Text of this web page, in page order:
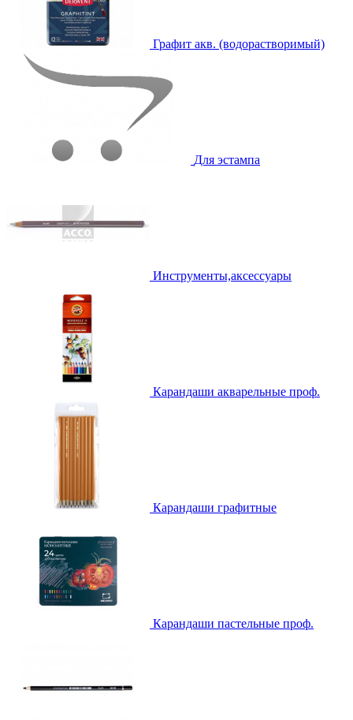
Графит акв. (водорастворимый)
Для эстампа
Инструменты,аксессуары
Карандаши акварельные проф.
Карандаши графитные
Карандаши пастельные проф.